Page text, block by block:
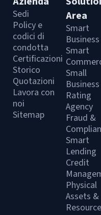
Sedi
Policy e
codici di
condotta
Certificazioni
Storico
Quotazioni
Lavora con
noi
Sitemap
Area
Smart
Business
Smart
Small
Business
Rating
Agency
Fraud &
Smart
Lending
Credit
Physical
Assets &